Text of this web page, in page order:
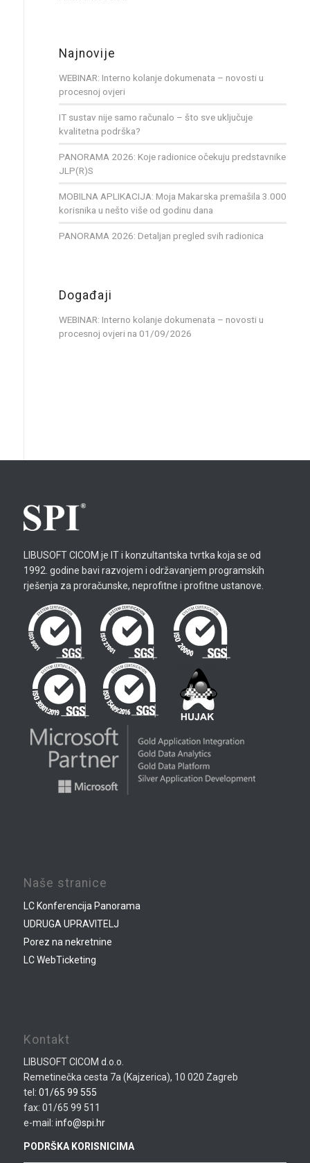
Najnovije
WEBINAR: Interno kolanje dokumenata – novosti u
procesnoj ovjeri
IT sustav nije samo računalo – što sve uključuje
kvalitetna podrška?
PANORAMA 2026: Koje radionice očekuju predstavnike
JLP(R)S
MOBILNA APLIKACIJA: Moja Makarska premašila 3.000
korisnika u nešto više od godinu dana
PANORAMA 2026: Detaljan pregled svih radionica
Događaji
WEBINAR: Interno kolanje dokumenata – novosti u
procesnoj ovjeri na 01/09/2026
LIBUSOFT CICOM je IT i konzultantska tvrtka koja se od
1992. godine bavi razvojem i održavanjem programskih
rješenja za proračunske, neprofitne i profitne ustanove.
Naše stranice
LC Konferencija Panorama
UDRUGA UPRAVITELJ
Porez na nekretnine
LC WebTicketing
Kontakt
LIBUSOFT CICOM d.o.o.
Remetinečka cesta 7a (Kajzerica), 10 020 Zagreb
tel: 01/65 99 555
fax: 01/65 99 511
e-mail: info@spi.hr
PODRŠKA KORISNICIMA